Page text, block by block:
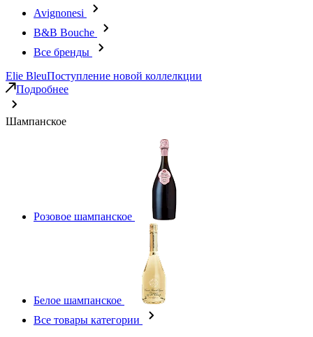
Avignonesi
B&B Bouche
Все бренды
Elie BleuПоступление новой коллелкции
Подробнее
Шампанское
Розовое шампанское
Белое шампанское
Все товары категории